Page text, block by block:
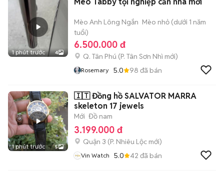
1 phút trước 4
Mèo Anh Lông Ngắn Mèo nhỏ (dưới 1 năm
tuổi)
6.500.000 đ
Q. Tân Phú (P. Tân Sơn Nhì mới)
Rosemary 5.0 98 đã bán
1 phút trước 5
🇮🇹 Đồng hồ SALVATOR MARRA
skeleton 17 jewels
Mới Đồ nam
3.199.000 đ
Quận 3 (P. Nhiêu Lộc mới)
Vin Watch 5.0 42 đã bán